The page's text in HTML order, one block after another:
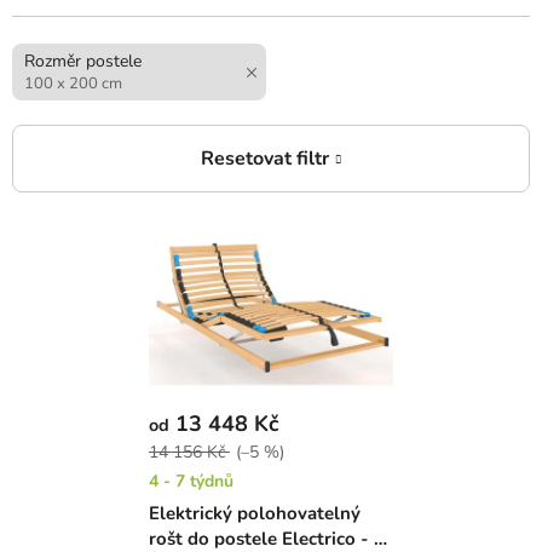
Rozměr postele
100 x 200 cm
Elektrický polohovatelný
rošt do postele Electrico - 3
od 13 448 Kč
14 156 Kč (–5 %)
4 - 7 týdnů